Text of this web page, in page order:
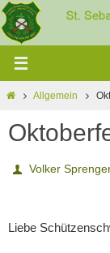
Zum
Inhalt
HomeAllgemein
Volker
Liebe